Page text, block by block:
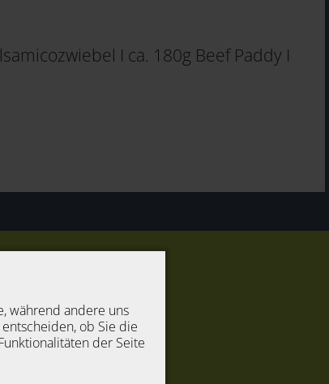
I ca. 180g Beef Paddy I
während andere uns
ob Sie die
der Seite